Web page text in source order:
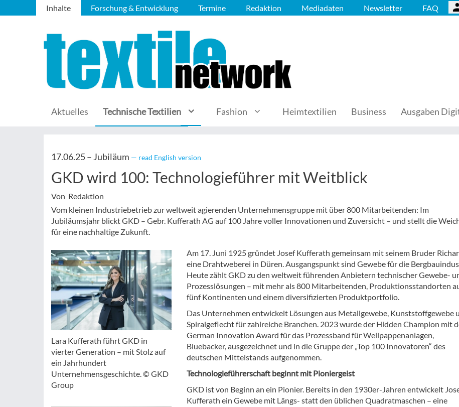
Inhalte Forschung & Entwicklung Termine Redaktion Mediadaten Newsletter FAQ
Aktuelles Technische Textilien Fashion Heimtextilien Business Ausgaben
17.06.25 – Jubiläum — read English version
GKD wird 100: Technologieführer mit Weitblick
Von Redaktion
Vom kleinen Industriebetrieb zur weltweit agierenden Unternehmensgruppe mit über 800 Mitarbeitenden: Im
Jubiläumsjahr blickt GKD – Gebr. Kufferath AG auf 100 Jahre voller Innovationen und Zuversicht – und stellt die
für eine nachhaltige Zukunft.
Lara Kufferath führt GKD in
vierter Generation – mit Stolz auf
ein Jahrhundert
Unternehmensgeschichte. © GKD
Group
Am 17. Juni 1925 gründet Josef Kufferath gemeinsam mit seinem Bruder
eine Drahtweberei in Düren. Ausgangspunkt sind Gewebe für die
Heute zählt GKD zu den weltweit führenden Anbietern technischer Gewebe-
Prozesslösungen – mit mehr als 800 Mitarbeitenden, Produktionsstandorten
fünf Kontinenten und einem diversifizierten Produktportfolio.
Das Unternehmen entwickelt Lösungen aus Metallgewebe, Kunststoffgewebe
Spiralgeflecht für zahlreiche Branchen. 2023 wurde der Hidden Champion mit
German Innovation Award für das Prozessband für Wellpappenanlagen,
Bluebacker, ausgezeichnet und in die Gruppe der „Top 100 Innovatoren“ des
deutschen Mittelstands aufgenommen.
Technologieführerschaft beginnt mit Pioniergeist
GKD ist von Beginn an ein Pionier. Bereits in den 1930er-Jahren entwickelt
Kufferath ein Gewebe mit Längs- statt den üblichen Quadratmaschen – eine